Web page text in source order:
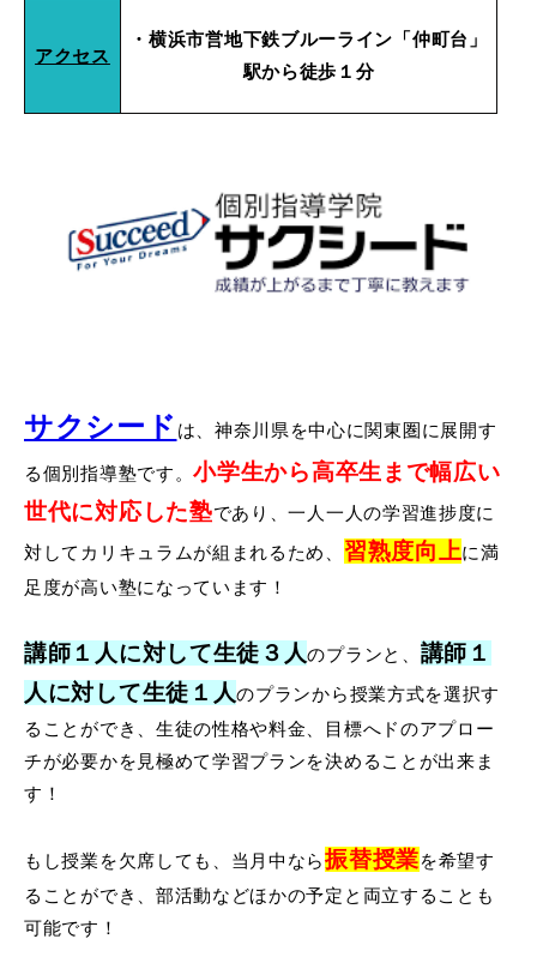
アクセス
・横浜市営地下鉄ブルーライン「仲町台」
駅から徒歩１分
サクシード は、神奈川県を中心に関東圏に展開す
る個別指導塾です。小学生から高卒生まで幅広い
世代に対応した塾であり、一人一人の学習進捗度に
対してカリキュラムが組まれるため、 習熟度向上に満
足度が高い塾になっています！
講師１人に対して生徒３人のプランと、 講師１
人に対して生徒１人のプランから授業方式を選択す
ることができ、生徒の性格や料金、目標へドのアプロー
チが必要かを見極めて学習プランを決めることが出来ま
す！
もし授業を欠席しても、当月中なら振替授業を希望す
ることができ、部活動などほかの予定と両立することも
可能です！